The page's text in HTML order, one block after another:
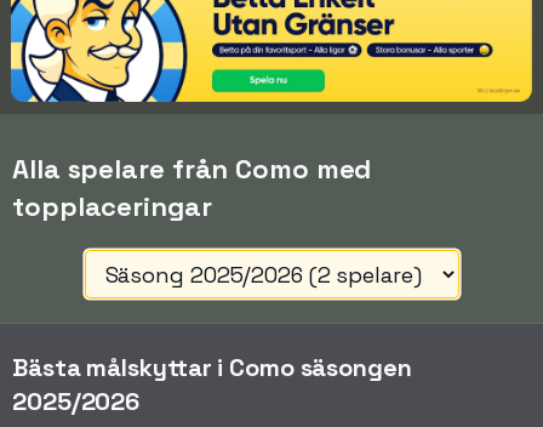
Alla spelare från Como med
topplaceringar
Bästa målskyttar i Como säsongen
2025/2026